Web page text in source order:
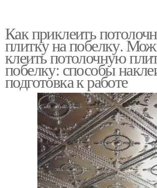
Как приклеить
плитку на побелку.
клеить потолочную
побелку: способы
подготовка к работе